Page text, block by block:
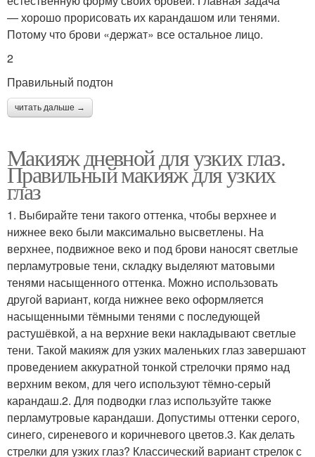
— хорошо прорисовать их карандашом или тенями.
Потому что брови «держат» все остальное лицо.
2
Правильный подтон
читать дальше →
Макияж дневной для узких глаз.
Правильный макияж для узких
глаз
1. Выбирайте тени такого оттенка, чтобы верхнее и
нижнее веко были максимально высветлены. На
верхнее, подвижное веко и под брови наносят светлые
перламутровые тени, складку выделяют матовыми
тенями насыщенного оттенка. Можно использовать
другой вариант, когда нижнее веко оформляется
насыщенными тёмными тенями с последующей
растушёвкой, а на верхние веки накладывают светлые
тени. Такой макияж для узких маленьких глаз завершают
проведением аккуратной тонкой стрелочки прямо над
верхним веком, для чего используют тёмно-серый
карандаш.2. Для подводки глаз используйте также
перламутровые карандаши. Допустимы оттенки серого,
синего, сиреневого и коричневого цветов.3. Как делать
стрелки для узких глаз? Классический вариант стрелок с